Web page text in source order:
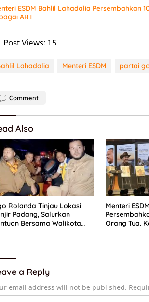
ESDM Bahlil Lahadalia Persembahkan
ART
Post Views: 15
Lahadalia Menteri ESDM partai
Comment
Also
Rolanda Tinjau Lokasi
Padang, Salurkan
Bersama Walikota
Menteri
Orang Tua,
a Reply
email address will not be published.